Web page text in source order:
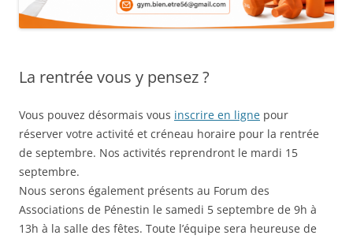
La rentrée vous y pensez ?
Vous pouvez désormais vous inscrire en ligne pour
réserver votre activité et créneau horaire pour la rentrée
de septembre. Nos activités reprendront le mardi 15
septembre.
Nous serons également présents au Forum des
Associations de Pénestin le samedi 5 septembre de 9h à
13h à la salle des fêtes. Toute l’équipe sera heureuse de